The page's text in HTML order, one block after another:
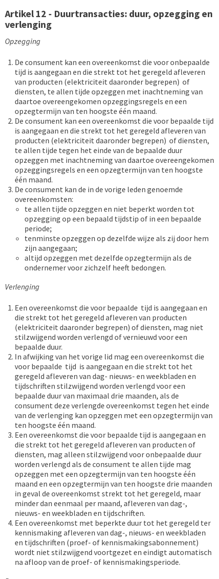
Artikel 12 - Duurtransacties: duur, opzegging en
verlenging
Opzegging
De consument kan een overeenkomst die voor onbepaalde
tijd is aangegaan en die strekt tot het geregeld afleveren
van producten (elektriciteit daaronder begrepen) of
diensten, te allen tijde opzeggen met inachtneming van
daartoe overeengekomen opzeggingsregels en een
opzegtermijn van ten hoogste één maand.
De consument kan een overeenkomst die voor bepaalde tijd
is aangegaan en die strekt tot het geregeld afleveren van
producten (elektriciteit daaronder begrepen) of diensten,
te allen tijde tegen het einde van de bepaalde duur
opzeggen met inachtneming van daartoe overeengekomen
opzeggingsregels en een opzegtermijn van ten hoogste
één maand.
De consument kan de in de vorige leden genoemde
overeenkomsten:
te allen tijde opzeggen en niet beperkt worden tot
opzegging op een bepaald tijdstip of in een bepaalde
periode;
tenminste opzeggen op dezelfde wijze als zij door hem
zijn aangegaan;
altijd opzeggen met dezelfde opzegtermijn als de
ondernemer voor zichzelf heeft bedongen.
Verlenging
Een overeenkomst die voor bepaalde tijd is aangegaan en
die strekt tot het geregeld afleveren van producten
(elektriciteit daaronder begrepen) of diensten, mag niet
stilzwijgend worden verlengd of vernieuwd voor een
bepaalde duur.
In afwijking van het vorige lid mag een overeenkomst die
voor bepaalde tijd is aangegaan en die strekt tot het
geregeld afleveren van dag- nieuws- en weekbladen en
tijdschriften stilzwijgend worden verlengd voor een
bepaalde duur van maximaal drie maanden, als de
consument deze verlengde overeenkomst tegen het einde
van de verlenging kan opzeggen met een opzegtermijn van
ten hoogste één maand.
Een overeenkomst die voor bepaalde tijd is aangegaan en
die strekt tot het geregeld afleveren van producten of
diensten, mag alleen stilzwijgend voor onbepaalde duur
worden verlengd als de consument te allen tijde mag
opzeggen met een opzegtermijn van ten hoogste één
maand en een opzegtermijn van ten hoogste drie maanden
in geval de overeenkomst strekt tot het geregeld, maar
minder dan eenmaal per maand, afleveren van dag-,
nieuws- en weekbladen en tijdschriften.
Een overeenkomst met beperkte duur tot het geregeld ter
kennismaking afleveren van dag-, nieuws- en weekbladen
en tijdschriften (proef- of kennismakingsabonnement)
wordt niet stilzwijgend voortgezet en eindigt automatisch
na afloop van de proef- of kennismakingsperiode.